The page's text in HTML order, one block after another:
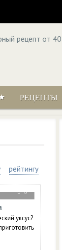
РЕЦЕПТЫ
рейтингу
0
уксус?